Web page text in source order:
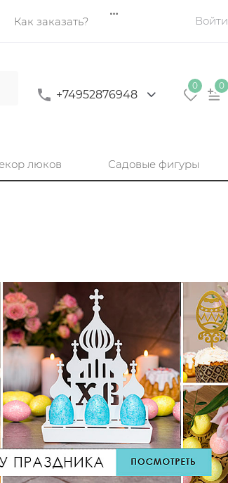
Как заказать? Войти
+74952876948
0 0
люков Садовые фигуры